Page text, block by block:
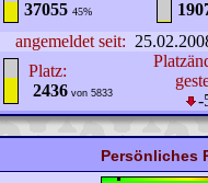
37055 45%
angemeldet seit:
Platz:
2436 von 5833
-
Persönliches